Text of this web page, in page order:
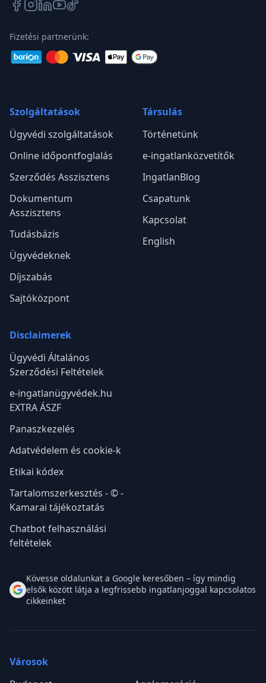
Fizetési partnerünk:
Szolgáltatások
Ügyvédi szolgáltatások
Online időpontfoglalás
Szerződés Asszisztens
Dokumentum
Asszisztens
Tudásbázis
Ügyvédeknek
Díjszabás
Sajtóközpont
Társulás
Történetünk
e-ingatlanközvetítők
IngatlanBlog
Csapatunk
Kapcsolat
English
Disclaimerek
Ügyvédi Általános
Szerződési Feltételek
e-ingatlanügyvédek.hu
EXTRA ÁSZF
Panaszkezelés
Adatvédelem és cookie-k
Etikai kódex
Tartalomszerkesztés - © -
Kamarai tájékoztatás
Chatbot felhasználási
feltételek
Kövesse oldalunkat a Google keresőben – így mindig
elsők között látja a legfrissebb ingatlanjoggal kapcsolatos
cikkeinket
Városok